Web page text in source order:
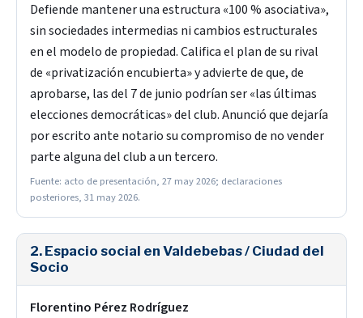
Defiende mantener una estructura «100 % asociativa»,
sin sociedades intermedias ni cambios estructurales
en el modelo de propiedad. Califica el plan de su rival
de «privatización encubierta» y advierte de que, de
aprobarse, las del 7 de junio podrían ser «las últimas
elecciones democráticas» del club. Anunció que dejaría
por escrito ante notario su compromiso de no vender
parte alguna del club a un tercero.
Fuente: acto de presentación, 27 may 2026; declaraciones
posteriores, 31 may 2026.
2. Espacio social en Valdebebas / Ciudad del
Socio
Florentino Pérez Rodríguez